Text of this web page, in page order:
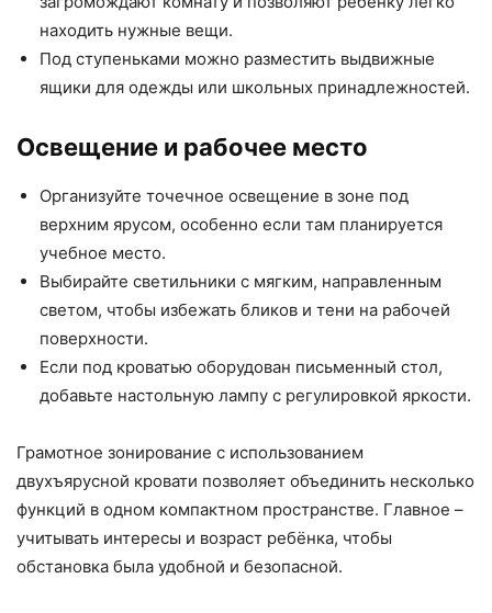
находить нужные вещи.
Под ступеньками можно разместить выдвижные
ящики для одежды или школьных принадлежностей.
Освещение и рабочее место
Организуйте точечное освещение в зоне под
верхним ярусом, особенно если там планируется
учебное место.
Выбирайте светильники с мягким, направленным
светом, чтобы избежать бликов и тени на рабочей
поверхности.
Если под кроватью оборудован письменный стол,
добавьте настольную лампу с регулировкой яркости.
Грамотное зонирование с использованием
двухъярусной кровати позволяет объединить несколько
функций в одном компактном пространстве. Главное –
учитывать интересы и возраст ребёнка, чтобы
обстановка была удобной и безопасной.